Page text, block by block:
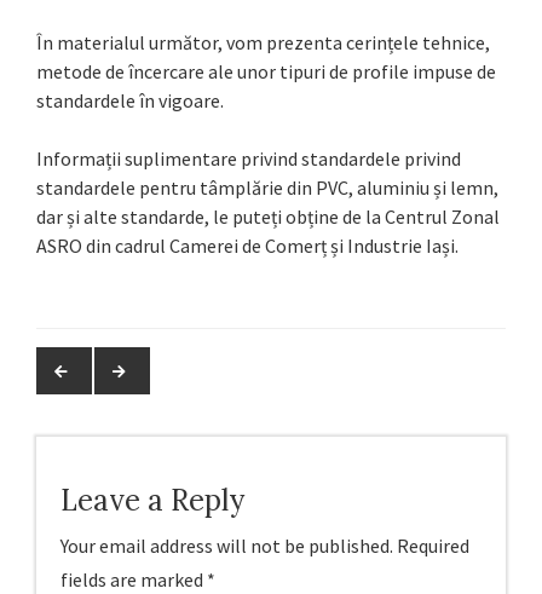
În materialul următor, vom prezenta cerințele tehnice,
metode de încercare ale unor tipuri de profile impuse de
standardele în vigoare.
Informații suplimentare privind standardele privind
standardele pentru tâmplărie din PVC, aluminiu și lemn,
dar și alte standarde, le puteți obține de la Centrul Zonal
ASRO din cadrul Camerei de Comerț și Industrie Iași.
Leave a Reply
Your email address will not be published. Required
fields are marked *